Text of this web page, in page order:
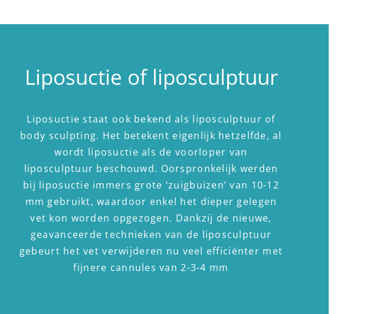
Liposuctie of liposculptuur
Liposuctie staat ook bekend als liposculptuur of
body sculpting. Het betekent eigenlijk hetzelfde, al
wordt liposuctie als de voorloper van
liposculptuur beschouwd. Oorspronkelijk werden
bij liposuctie immers grote ‘zuigbuizen’ van 10-12
mm gebruikt, waardoor enkel het dieper gelegen
vet kon worden opgezogen. Dankzij de nieuwe,
geavanceerde technieken van de liposculptuur
gebeurt het vet verwijderen nu veel efficiënter met
fijnere cannules van 2-3-4 mm